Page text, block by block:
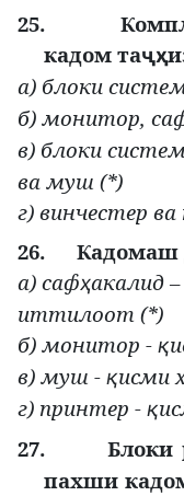
25.
кадом таҷҳ
а) блоки
б) монитор,
в) блоки
ва муш (*)
г) винчестер ва
26.
Кадомаш
а) сафҳакалид –
иттилоот (*)
б) монитор - қ
в) муш - қисми
г) принтер - қ
27.
Блоки
пахши